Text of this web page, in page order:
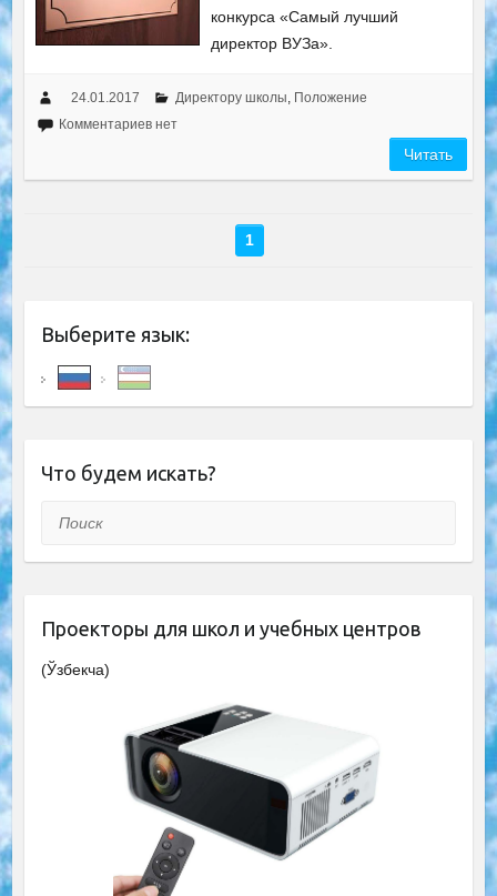
конкурса «Самый лучший
директор ВУЗа».
24.01.2017 Директору школы, Положение
Комментариев нет
Читать
1
Выберите язык:
Что будем искать?
Поиск
Проекторы для школ и учебных центров
(Ўзбекча)